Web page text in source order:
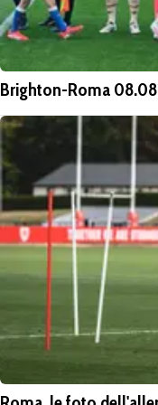
Brighton-Roma